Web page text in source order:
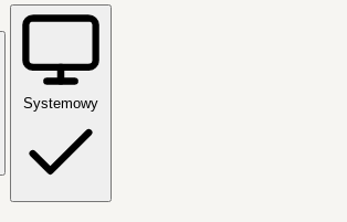
Systemowy